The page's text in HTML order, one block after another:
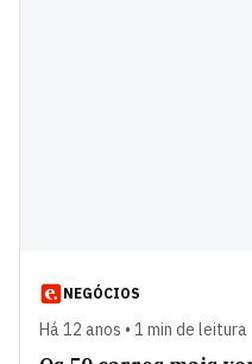
NEGÓCIOS
Há 12 anos • 1 min de leitura